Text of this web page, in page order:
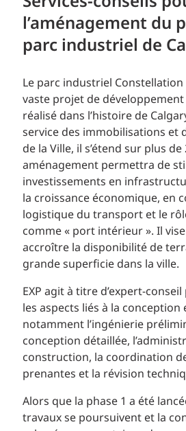
l’aménagement du
parc industriel de
Le parc industriel
vaste projet de
réalisé dans l’histoire de
service des immobilisations et
de la Ville, il s’étend sur plus
aménagement permettra de
investissements en
la croissance économique, en
logistique du transport et le
comme « port intérieur ». Il
accroître la disponibilité de
grande superficie dans la ville.
EXP agit à titre d’expert-
les aspects liés à la
notamment l’ingénierie
conception détaillée,
construction, la coordination
prenantes et la révision
Alors que la phase 1 a été
travaux se poursuivent et la